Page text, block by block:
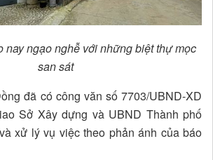
nay ngạo nghễ với những biệt thự mọc
san sát
đã có công văn số 7703/UBND-XD
Sở Xây dựng và UBND Thành phố
xử lý vụ việc theo phản ánh của báo